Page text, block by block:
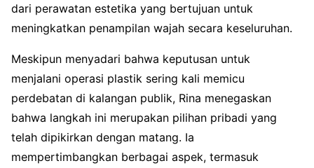
dari perawatan estetika yang bertujuan untuk
meningkatkan penampilan wajah secara keseluruhan.
Meskipun menyadari bahwa keputusan untuk
menjalani operasi plastik sering kali memicu
perdebatan di kalangan publik, Rina menegaskan
bahwa langkah ini merupakan pilihan pribadi yang
telah dipikirkan dengan matang. Ia
mempertimbangkan berbagai aspek, termasuk